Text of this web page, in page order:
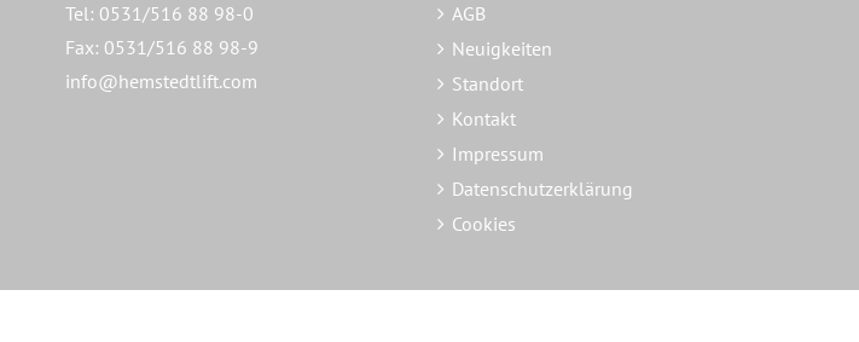
Tel: 0531/516 88 98-0
Fax: 0531/516 88 98-9
info@hemstedtlift.com
AGB
Neuigkeiten
Standort
Kontakt
Impressum
Datenschutzerklärung
Cookies